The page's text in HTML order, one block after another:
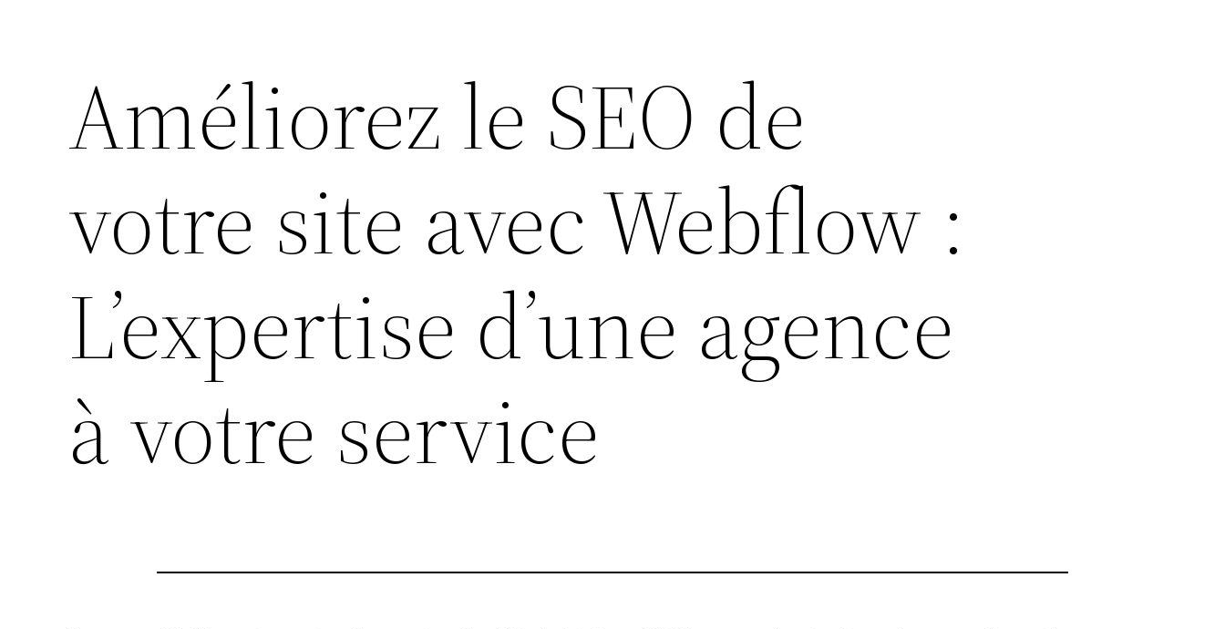
Améliorez le SEO de
votre site avec Webflow :
L’expertise d’une agence
à votre service